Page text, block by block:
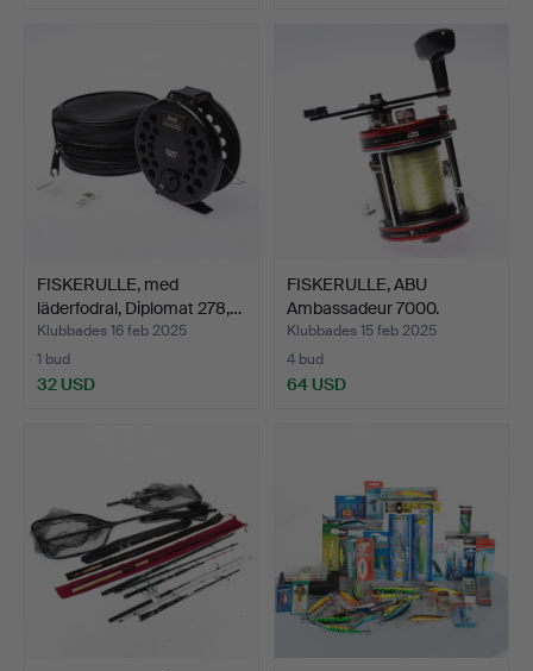
FISKERULLE, med
läderfodral, Diplomat 278,…
Klubbades 16 feb 2025
1 bud
32 USD
FISKERULLE, ABU
Ambassadeur 7000.
HighSpee…
Klubbades 15 feb 2025
4 bud
64 USD